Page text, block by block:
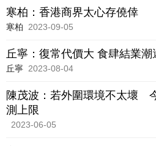
寒柏：香港商界太心存僥倖
寒柏 2023-09-05
丘寧：復常代價大 食肆結業潮
丘寧 2023-08-04
陳茂波：若外圍環境不太壞
測上限
2023-06-05